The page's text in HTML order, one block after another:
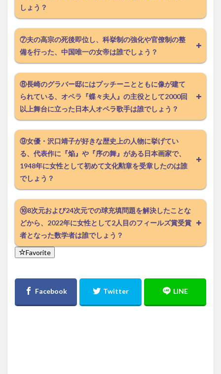
しょう？
⑦夫の高宗の死後即位し、科挙制の強化や官僚制の整
備を行った、中国唯一の女帝は誰でしょう？
⑧長崎のグラバー邸にはプッチーニとともに像が建て
られている、オペラ『蝶々夫人』の主役として2000回
以上舞台に立った日本人オペラ歌手は誰でしょう？
⑨女優・沢口靖子が好きな歴史上の人物に挙げてい
る、代表作に『焔』や『序の舞』がある日本画家で、
1948年に女性として初めて文化勲章を受章したのは誰
でしょう？
⑩8次元および24次元での球充填問題を解決したことな
どから、2022年に女性として2人目のフィールズ賞受賞
者となった数学者は誰でしょう？
Favorite